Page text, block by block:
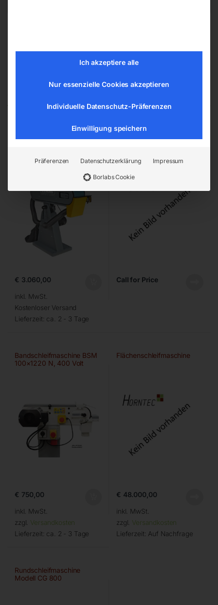
Ähnliche Produkte
ELMAG Premium
€ 3.060,00
inkl. MwSt.
Kostenloser Versand
Lieferzeit: ca. 2 - 3 Tage
Flächenschleifmaschine
Call for Price
Bandschleifmaschine BSM
100×1220 N, 400 Volt
€ 750,00
inkl. MwSt.
zzgl. Versandkosten
Lieferzeit: ca. 2 - 3 Tage
Flächenschleifmaschine
€ 48.000,00
inkl. MwSt.
zzgl. Versandkosten
Lieferzeit: Auf Nachfrage
Rundschleifmaschine
Modell CG 800
Ich akzeptiere alle
Nur essenzielle Cookies akzeptieren
Individuelle Datenschutz-Präferenzen
Einwilligung speichern
Präferenzen Datenschutzerklärung Impressum
Borlabs Cookie